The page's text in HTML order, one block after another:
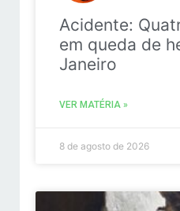
Acidente:
em queda de
Janeiro
VER MATÉRIA »
8 de agosto de 2026